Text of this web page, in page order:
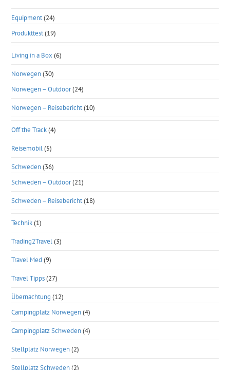
Equipment(24)
Produkttest(19)
Living in a Box (6)
Norwegen (30)
Norwegen – Outdoor(24)
Norwegen – Reisebericht(10)
Off the Track (4)
Reisemobil (5)
Schweden (36)
Schweden – Outdoor(21)
Schweden – Reisebericht(18)
Technik (1)
Trading2Travel (3)
Travel Med (9)
Travel Tipps (27)
Übernachtung (12)
Campingplatz Norwegen (4)
Campingplatz Schweden (4)
Stellplatz Norwegen (2)
Stellplatz Schweden (2)